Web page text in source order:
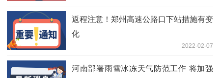
返程注意！郑州高速公路口下站措施有变
化
2022-02-07
河南部署雨雪冰冻天气防范工作 将加强